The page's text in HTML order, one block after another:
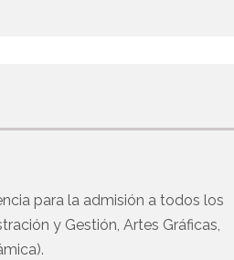
para la admisión a todos los
y Gestión, Artes Gráficas,